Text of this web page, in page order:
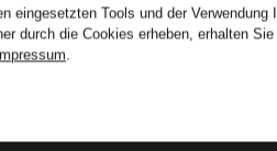
eingesetzten Tools und der Verwendung
durch die Cookies erheben, erhalten
.